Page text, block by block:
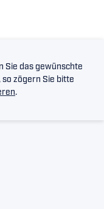
Sie das gewünschte
zögern Sie bitte
.